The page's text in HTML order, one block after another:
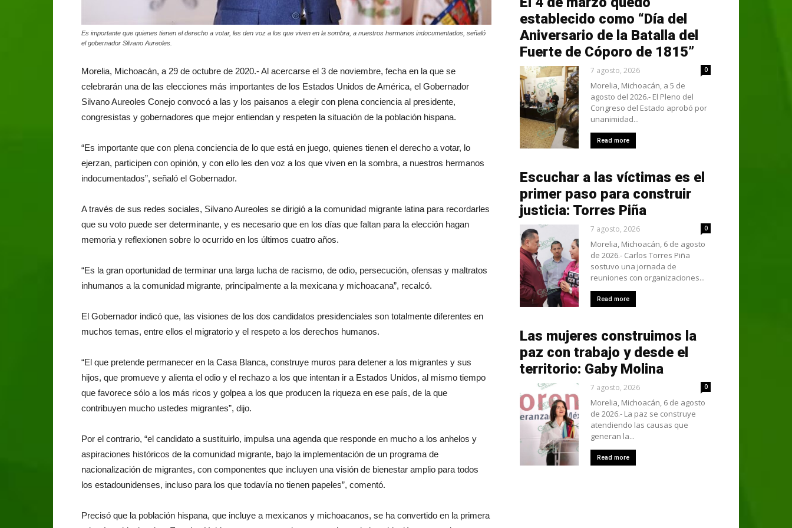
Es importante que quienes tienen el derecho a votar, les den voz a los que viven en la sombra, a nuestros hermanos indocumentados, señaló
el gobernador Silvano Aureoles.
Morelia, Michoacán, a 29 de octubre de 2020.- Al acercarse el 3 de noviembre, fecha en la que se
celebrarán una de las elecciones más importantes de los Estados Unidos de América, el Gobernador
Silvano Aureoles Conejo convocó a las y los paisanos a elegir con plena conciencia al presidente,
congresistas y gobernadores que mejor entiendan y respeten la situación de la población hispana.
“Es importante que con plena conciencia de lo que está en juego, quienes tienen el derecho a votar, lo
ejerzan, participen con opinión, y con ello les den voz a los que viven en la sombra, a nuestros hermanos
indocumentados”, señaló el Gobernador.
A través de sus redes sociales, Silvano Aureoles se dirigió a la comunidad migrante latina para recordarles
que su voto puede ser determinante, y es necesario que en los días que faltan para la elección hagan
memoria y reflexionen sobre lo ocurrido en los últimos cuatro años.
“Es la gran oportunidad de terminar una larga lucha de racismo, de odio, persecución, ofensas y maltratos
inhumanos a la comunidad migrante, principalmente a la mexicana y michoacana”, recalcó.
El Gobernador indicó que, las visiones de los dos candidatos presidenciales son totalmente diferentes en
muchos temas, entre ellos el migratorio y el respeto a los derechos humanos.
“El que pretende permanecer en la Casa Blanca, construye muros para detener a los migrantes y sus
hijos, que promueve y alienta el odio y el rechazo a los que intentan ir a Estados Unidos, al mismo tiempo
que favorece sólo a los más ricos y golpea a los que producen la riqueza en ese país, de la que
contribuyen mucho ustedes migrantes”, dijo.
Por el contrario, “el candidato a sustituirlo, impulsa una agenda que responde en mucho a los anhelos y
aspiraciones históricos de la comunidad migrante, bajo la implementación de un programa de
nacionalización de migrantes, con componentes que incluyen una visión de bienestar amplio para todos
los estadounidenses, incluso para los que todavía no tienen papeles”, comentó.
Precisó que la población hispana, que incluye a mexicanos y michoacanos, se ha convertido en la primera
establecido como “Día del
Aniversario de la Batalla del
Fuerte de Cóporo de 1815”
7 agosto, 2026 0
Morelia, Michoacán, a 5 de
agosto del 2026.- El Pleno del
Congreso del Estado aprobó por
unanimidad...
Read more
Escuchar a las víctimas es el
primer paso para construir
justicia: Torres Piña
7 agosto, 2026 0
Morelia, Michoacán, 6 de agosto
de 2026.- Carlos Torres Piña
sostuvo una jornada de
reuniones con organizaciones...
Read more
Las mujeres construimos la
paz con trabajo y desde el
territorio: Gaby Molina
7 agosto, 2026 0
Morelia, Michoacán, 6 de agosto
de 2026.- La paz se construye
atendiendo las causas que
generan la...
Read more